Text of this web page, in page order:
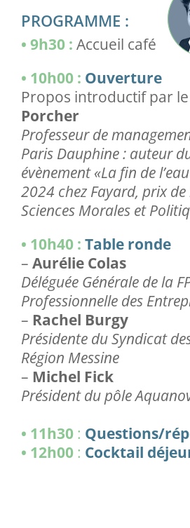
PROGRAMME :
• 9h30 : Accueil café
• 10h00 : Ouverture
Propos introductif par le
Porcher
Professeur de
Paris Dauphine : auteur
évènement «La fin de
2024 chez Fayard, prix de
Sciences Morales et
• 10h40 : Table ronde
– Aurélie Colas
Déléguée Générale de la
Professionnelle des
– Rachel Burgy
Présidente du Syndicat
Région Messine
– Michel Fick
Président du pôle
• 11h30 : Questions/
• 12h00 : Cocktail